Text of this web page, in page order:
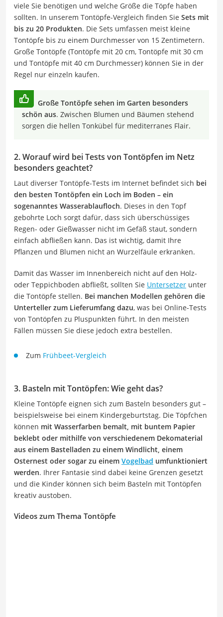
viele Sie benötigen und welche Größe die Töpfe haben
sollten. In unserem Tontöpfe-Vergleich finden Sie Sets mit
bis zu 20 Produkten. Die Sets umfassen meist kleine
Tontöpfe bis zu einem Durchmesser von 15 Zentimetern.
Große Tontöpfe (Tontöpfe mit 20 cm, Tontöpfe mit 30 cm
und Tontöpfe mit 40 cm Durchmesser) können Sie in der
Regel nur einzeln kaufen.
Große Tontöpfe sehen im Garten besonders
schön aus. Zwischen Blumen und Bäumen stehend
sorgen die hellen Tonkübel für mediterranes Flair.
2. Worauf wird bei Tests von Tontöpfen im Netz
besonders geachtet?
Laut diverser Tontöpfe-Tests im Internet befindet sich bei
den besten Tontöpfen ein Loch im Boden – ein
sogenanntes Wasserablaufloch. Dieses in den Topf
gebohrte Loch sorgt dafür, dass sich überschüssiges
Regen- oder Gießwasser nicht im Gefäß staut, sondern
einfach abfließen kann. Das ist wichtig, damit Ihre
Pflanzen und Blumen nicht an Wurzelfäule erkranken.
Damit das Wasser im Innenbereich nicht auf den Holz-
oder Teppichboden abfließt, sollten Sie Untersetzer unter
die Tontöpfe stellen. Bei manchen Modellen gehören die
Unterteller zum Lieferumfang dazu, was bei Online-Tests
von Tontöpfen zu Pluspunkten führt. In den meisten
Fällen müssen Sie diese jedoch extra bestellen.
Zum Frühbeet-Vergleich
3. Basteln mit Tontöpfen: Wie geht das?
Kleine Tontöpfe eignen sich zum Basteln besonders gut –
beispielsweise bei einem Kindergeburtstag. Die Töpfchen
können mit Wasserfarben bemalt, mit buntem Papier
beklebt oder mithilfe von verschiedenem Dekomaterial
aus einem Bastelladen zu einem Windlicht, einem
Osternest oder sogar zu einem Vogelbad umfunktioniert
werden. Ihrer Fantasie sind dabei keine Grenzen gesetzt
und die Kinder können sich beim Basteln mit Tontöpfen
kreativ austoben.
Videos zum Thema Tontöpfe